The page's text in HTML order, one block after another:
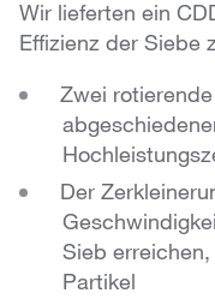
Wir lieferten ein
Effizienz der Siebe
Zwei
Der
Sieb
Partikel